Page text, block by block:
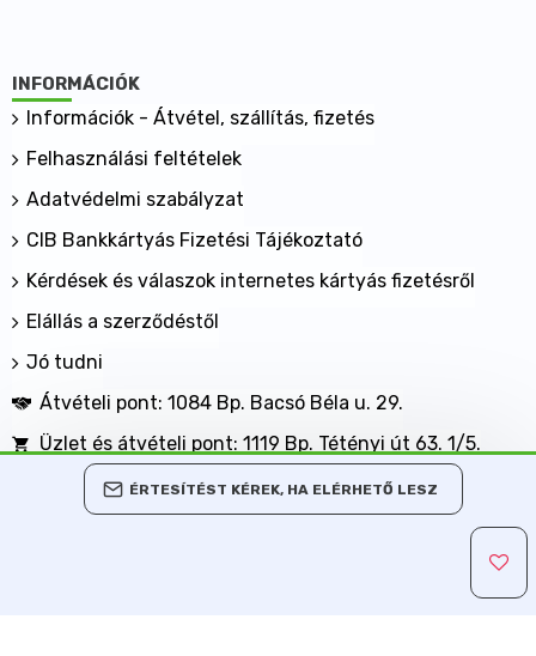
ÉRTESÍTÉST KÉREK, HA ELÉRHETŐ LESZ
INFORMÁCIÓK
Információk - Átvétel, szállítás, fizetés
Felhasználási feltételek
Adatvédelmi szabályzat
CIB Bankkártyás Fizetési Tájékoztató
Kérdések és válaszok internetes kártyás fizetésről
Elállás a szerződéstől
Jó tudni
Átvételi pont: 1084 Bp. Bacsó Béla u. 29.
Üzlet és átvételi pont: 1119 Bp. Tétényi út 63. 1/5.
BANKKÁRTYÁVAL IS FIZETHET NÁLUNK!
Árukereső.hu